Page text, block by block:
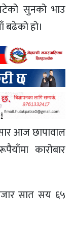
सुनको भाउ
बढेको हो।
आज छापावाल
कारोबार
सात सय ६५